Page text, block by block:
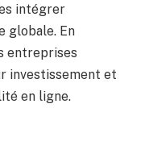
intégrer
globale. En
entreprises
investissement et
en ligne.